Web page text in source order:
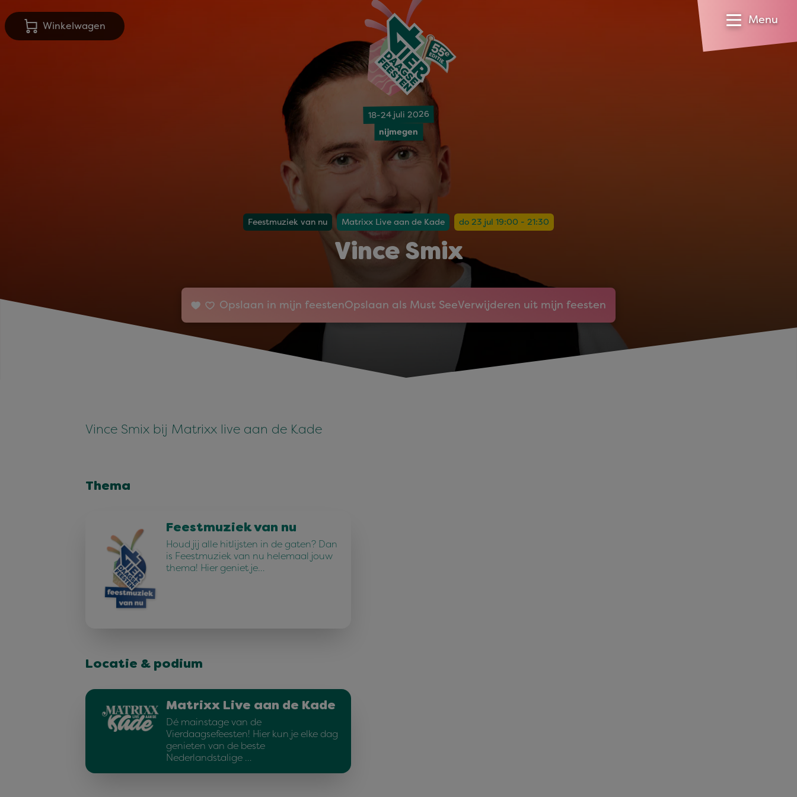
Winkelwagen
18-24 juli 2026
nijmegen
Menu
Feestmuziek van nu Matrixx Live aan de Kade do 23 jul 19:00 - 21:30
Vince Smix
Opslaan in mijn feestenOpslaan als Must SeeVerwijderen uit mijn feesten
Vince Smix bij Matrixx live aan de Kade
Thema
Feestmuziek van nu
Houd jij alle hitlijsten in de gaten? Dan
is Feestmuziek van nu helemaal jouw
thema! Hier geniet je…
Locatie & podium
Matrixx Live aan de Kade
Dé mainstage van de
Vierdaagsefeesten! Hier kun je elke dag
genieten van de beste
Nederlandstalige …